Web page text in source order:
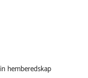
hemberedskap